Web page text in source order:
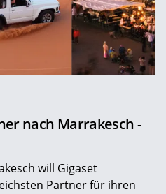
nach Marrakesch -
will Gigaset
Partner für ihren